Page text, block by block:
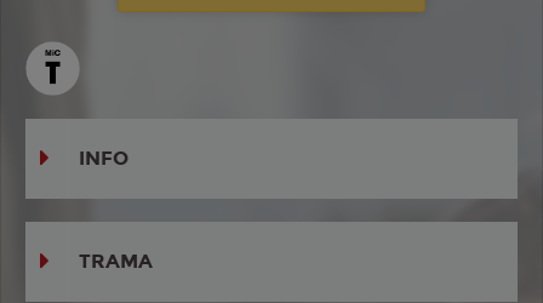
INFO
TRAMA